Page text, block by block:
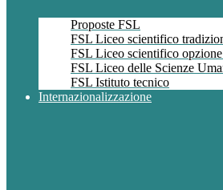
Proposte FSL
FSL Liceo scientifico
FSL Liceo scientifico
FSL Liceo delle Scienze
FSL Istituto tecnico
Internazionalizzazione